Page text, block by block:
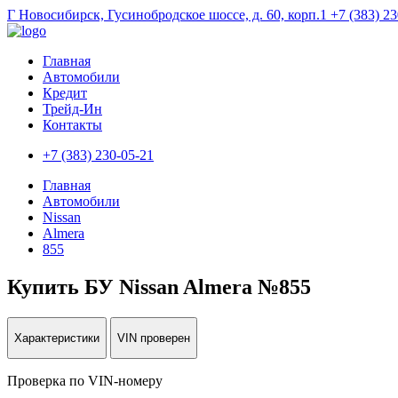
Г Новосибирск, Гусинобродское шоссе, д. 60, корп.1 +7 (383)
Главная
Автомобили
Кредит
Трейд-Ин
Контакты
+7 (383) 230-05-21
Главная
Автомобили
Nissan
Almera
855
Купить БУ Nissan Almera №855
Характеристики VIN проверен
Проверка по VIN-номеру